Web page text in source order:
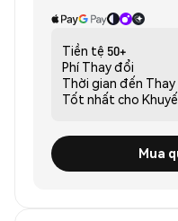
Tiền tệ 50+
Phí Thay đổi
Thời gian đến
Tốt nhất cho
Mua